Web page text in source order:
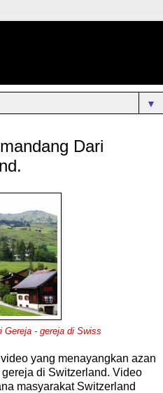
▼
Dari
Gereja - gereja di Swiss
video yang menayangkan azan
gereja di Switzerland. Video
masyarakat Switzerland